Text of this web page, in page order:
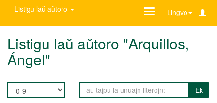
Listigu laŭ aŭtoro Lingvo
Ŝanĝu
Listigu laŭ aŭtoro "Arquillos,
Ángel"
Ek